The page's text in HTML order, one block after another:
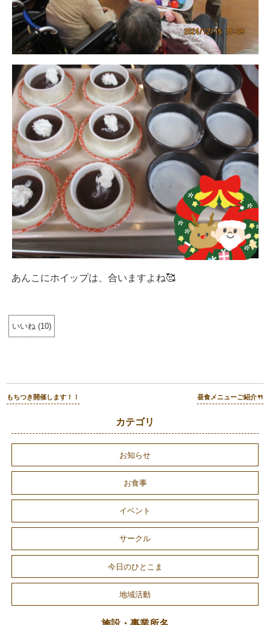
あんこにホイップは、合いますよね🥰
いいね (10)
もちつき開催します！！ 昼食メニューご紹介🍴
カテゴリ
お知らせ
お食事
イベント
サークル
今日のひとこま
地域活動